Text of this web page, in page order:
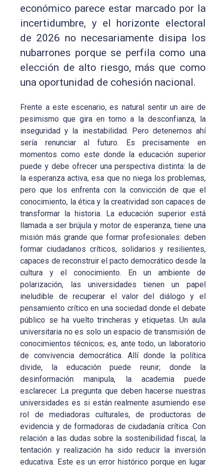
económico parece estar marcado por la
incertidumbre, y el horizonte electoral
de 2026 no necesariamente disipa los
nubarrones porque se perfila como una
elección de alto riesgo, más que como
una oportunidad de cohesión nacional.
Frente a este escenario, es natural sentir un aire de
pesimismo que gira en torno a la desconfianza, la
inseguridad y la inestabilidad. Pero detenernos ahí
sería renunciar al futuro. Es precisamente en
momentos como este donde la educación superior
puede y debe ofrecer una perspectiva distinta: la de
la esperanza activa, esa que no niega los problemas,
pero que los enfrenta con la convicción de que el
conocimiento, la ética y la creatividad son capaces de
transformar la historia. La educación superior está
llamada a ser brújula y motor de esperanza, tiene una
misión más grande que formar profesionales: deben
formar ciudadanos críticos, solidarios y resilientes,
capaces de reconstruir el pacto democrático desde la
cultura y el conocimiento. En un ambiente de
polarización, las universidades tienen un papel
ineludible de recuperar el valor del diálogo y el
pensamiento crítico en una sociedad donde el debate
público se ha vuelto trincheras y etiquetas. Un aula
universitaria no es solo un espacio de transmisión de
conocimientos técnicos; es, ante todo, un laboratorio
de convivencia democrática. Allí donde la política
divide, la educación puede reunir; donde la
desinformación manipula, la academia puede
esclarecer. La pregunta que deben hacerse nuestras
universidades es si están realmente asumiendo ese
rol de mediadoras culturales, de productoras de
evidencia y de formadoras de ciudadanía crítica. Con
relación a las dudas sobre la sostenibilidad fiscal, la
tentación y realización ha sido reducir la inversión
educativa. Este es un error histórico porque en lugar